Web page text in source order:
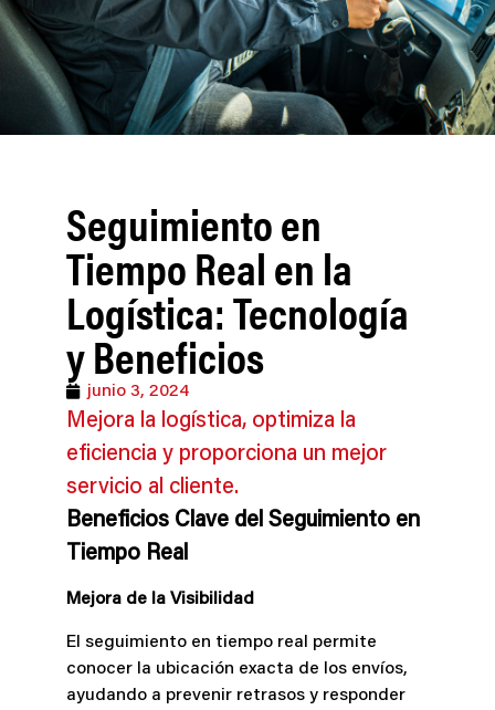
Seguimiento en
Tiempo Real en la
Logística: Tecnología
y Beneficios
junio 3, 2024
Mejora la logística, optimiza la
eficiencia y proporciona un mejor
servicio al cliente.
Beneficios Clave del Seguimiento en
Tiempo Real
Mejora de la Visibilidad
El seguimiento en tiempo real permite
conocer la ubicación exacta de los envíos,
ayudando a prevenir retrasos y responder